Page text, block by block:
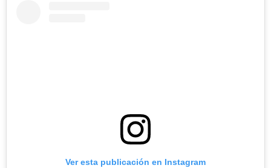
Ver esta publicación en Instagram